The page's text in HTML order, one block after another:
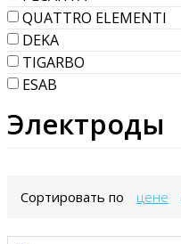
QUATTRO ELEMENTI
DEKA
TIGARBO
ESAB
Электроды
Сортировать по цене